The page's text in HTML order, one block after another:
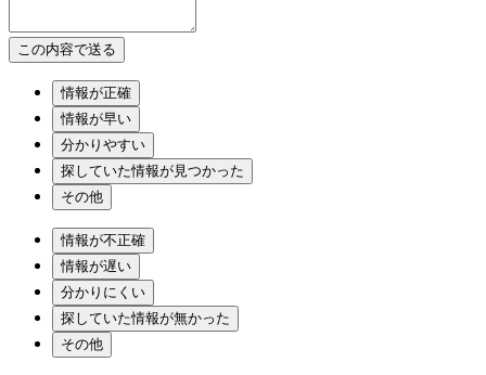
情報が正確
情報が早い
分かりやすい
探していた情報が見つかった
その他
情報が不正確
情報が遅い
分かりにくい
探していた情報が無かった
その他